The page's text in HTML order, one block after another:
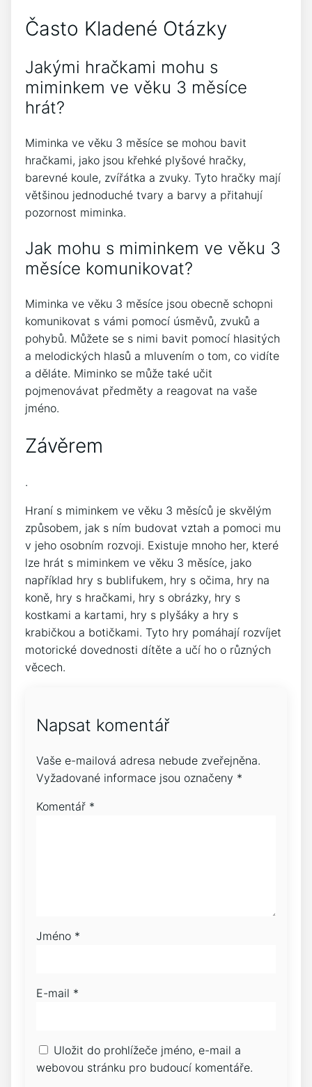
Často Kladené Otázky
Jakými hračkami mohu s
miminkem ve věku 3 měsíce
hrát?
Miminka ve věku 3 měsíce se mohou bavit
hračkami, jako jsou křehké plyšové hračky,
barevné koule, zvířátka a zvuky. Tyto hračky mají
většinou jednoduché tvary a barvy a přitahují
pozornost miminka.
Jak mohu s miminkem ve věku 3
měsíce komunikovat?
Miminka ve věku 3 měsíce jsou obecně schopni
komunikovat s vámi pomocí úsměvů, zvuků a
pohybů. Můžete se s nimi bavit pomocí hlasitých
a melodických hlasů a mluvením o tom, co vidíte
a děláte. Miminko se může také učit
pojmenovávat předměty a reagovat na vaše
jméno.
Závěrem
.
Hraní s miminkem ve věku 3 měsíců je skvělým
způsobem, jak s ním budovat vztah a pomoci mu
v jeho osobním rozvoji. Existuje mnoho her, které
lze hrát s miminkem ve věku 3 měsíce, jako
například hry s bublifukem, hry s očima, hry na
koně, hry s hračkami, hry s obrázky, hry s
kostkami a kartami, hry s plyšáky a hry s
krabičkou a botičkami. Tyto hry pomáhají rozvíjet
motorické dovednosti dítěte a učí ho o různých
věcech.
Napsat komentář
Vaše e-mailová adresa nebude zveřejněna.
Vyžadované informace jsou označeny *
Komentář *
Jméno *
E-mail *
Uložit do prohlížeče jméno, e-mail a
webovou stránku pro budoucí komentáře.